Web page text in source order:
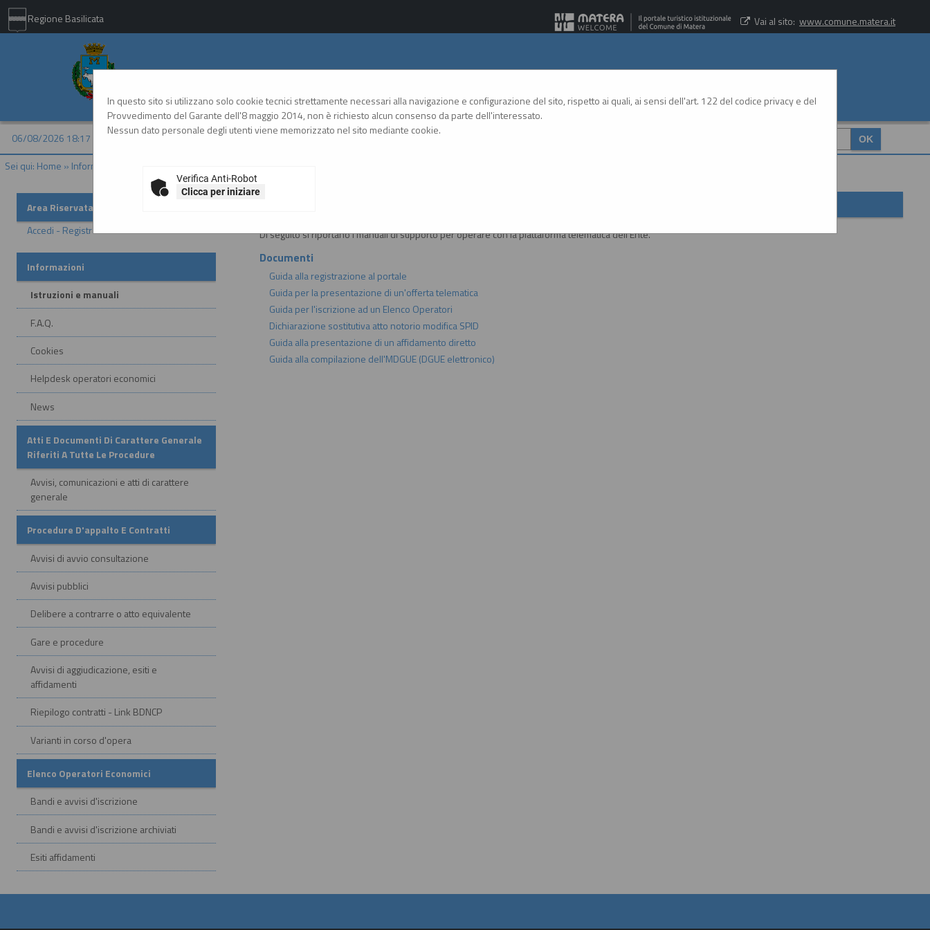
Regione Basilicata Vai al sito: www.comune.matera.it
Comune di Matera - Gare Telematiche
06/08/2026 18:17 A A GRAFICATESTO
Sei qui: Home » Informazioni
In questo sito si utilizzano solo cookie tecnici strettamente necessari alla navigazione e configurazione del sito, rispetto ai quali, ai sensi dell'art. 122 del codice privacy e del
Provvedimento del Garante dell'8 maggio 2014, non è richiesto alcun consenso da parte dell'interessato.
Nessun dato personale degli utenti viene memorizzato nel sito mediante cookie.
Verifica Anti-Robot
Clicca per iniziare
Area Riservata
Accedi - Registrati
Informazioni
Istruzioni e manuali
F.A.Q.
Cookies
Helpdesk operatori economici
News
Atti E Documenti Di Carattere Generale
Riferiti A Tutte Le Procedure
Avvisi, comunicazioni e atti di carattere
generale
Procedure D'appalto E Contratti
Avvisi di avvio consultazione
Avvisi pubblici
Delibere a contrarre o atto equivalente
Gare e procedure
Avvisi di aggiudicazione, esiti e
affidamenti
Riepilogo contratti - Link BDNCP
Varianti in corso d'opera
Elenco Operatori Economici
Bandi e avvisi d'iscrizione
Bandi e avvisi d'iscrizione archiviati
Esiti affidamenti
Di seguito si riportano i manuali di supporto per operare con la piattaforma telematica dell'Ente.
Documenti
Guida alla registrazione al portale
Guida per la presentazione di un'offerta telematica
Guida per l'iscrizione ad un Elenco Operatori
Dichiarazione sostitutiva atto notorio modifica SPID
Guida alla presentazione di un affidamento diretto
Guida alla compilazione dell'MDGUE (DGUE elettronico)